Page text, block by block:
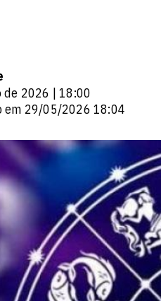
de 2026 | 18:00
em 29/05/2026 18:04